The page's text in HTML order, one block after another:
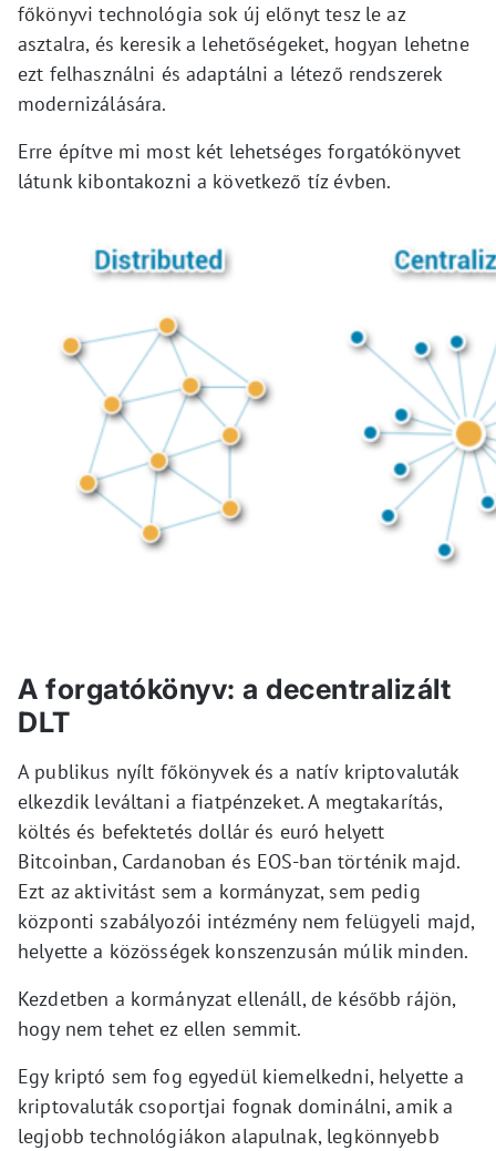
főkönyvi technológia sok új előnyt tesz le az
asztalra, és keresik a lehetőségeket, hogyan lehetne
ezt felhasználni és adaptálni a létező rendszerek
modernizálására.
Erre építve mi most két lehetséges forgatókönyvet
látunk kibontakozni a következő tíz évben.
A forgatókönyv: a decentralizált
DLT
A publikus nyílt főkönyvek és a natív kriptovaluták
elkezdik leváltani a fiatpénzeket. A megtakarítás,
költés és befektetés dollár és euró helyett
Bitcoinban, Cardanoban és EOS-ban történik majd.
Ezt az aktivitást sem a kormányzat, sem pedig
központi szabályozói intézmény nem felügyeli majd,
helyette a közösségek konszenzusán múlik minden.
Kezdetben a kormányzat ellenáll, de később rájön,
hogy nem tehet ez ellen semmit.
Egy kriptó sem fog egyedül kiemelkedni, helyette a
kriptovaluták csoportjai fognak dominálni, amik a
legjobb technológiákon alapulnak, legkönnyebb